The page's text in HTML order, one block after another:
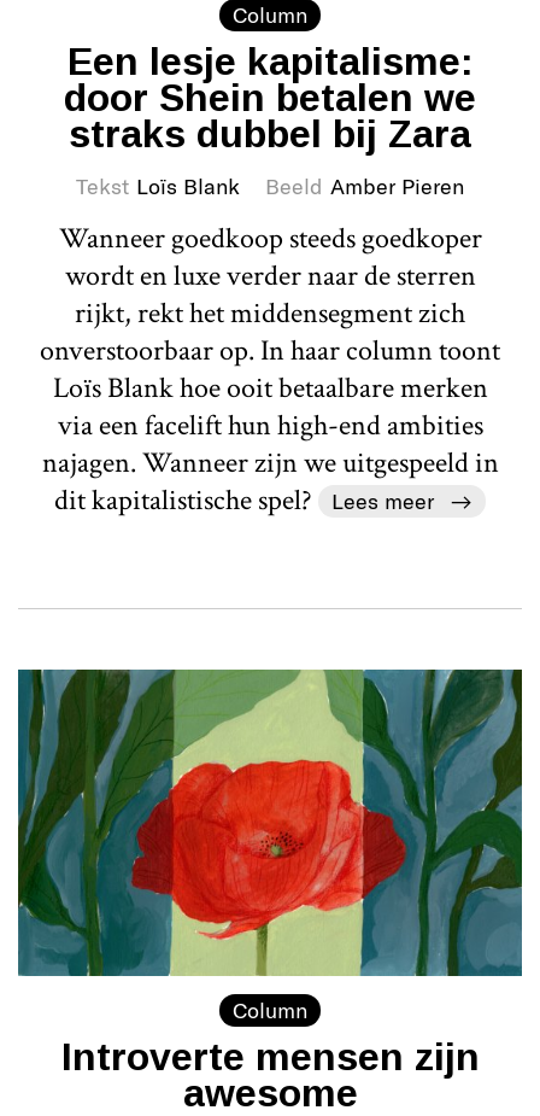
Column
Een lesje kapitalisme:
door Shein betalen we
straks dubbel bij Zara
Tekst Loïs Blank Beeld Amber Pieren
Wanneer goedkoop steeds goedkoper
wordt en luxe verder naar de sterren
rijkt, rekt het middensegment zich
onverstoorbaar op. In haar column toont
Loïs Blank hoe ooit betaalbare merken
via een facelift hun high-end ambities
najagen. Wanneer zijn we uitgespeeld in
dit kapitalistische spel?
Lees meer
Column
Introverte mensen zijn
awesome